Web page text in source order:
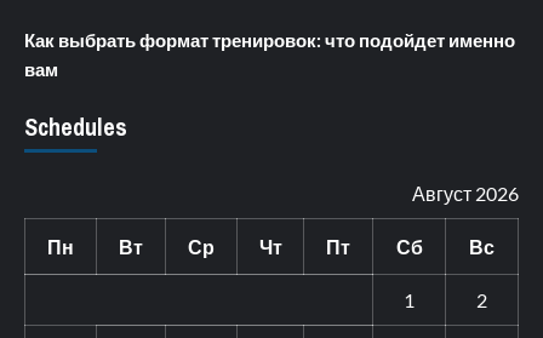
Как выбрать формат тренировок: что подойдет именно
вам
Schedules
Август 2026
Пн Вт Ср Чт Пт Сб Вс
1 2